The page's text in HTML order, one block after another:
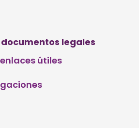
legales
útiles